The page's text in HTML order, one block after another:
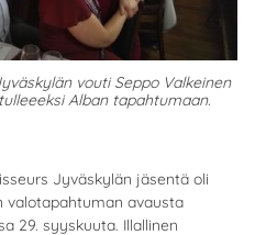
vouti Seppo Valkeinen
Alban tapahtumaan.
Jyväskylän jäsentä oli
valotapahtuman avausta
29. syyskuuta. Illallinen